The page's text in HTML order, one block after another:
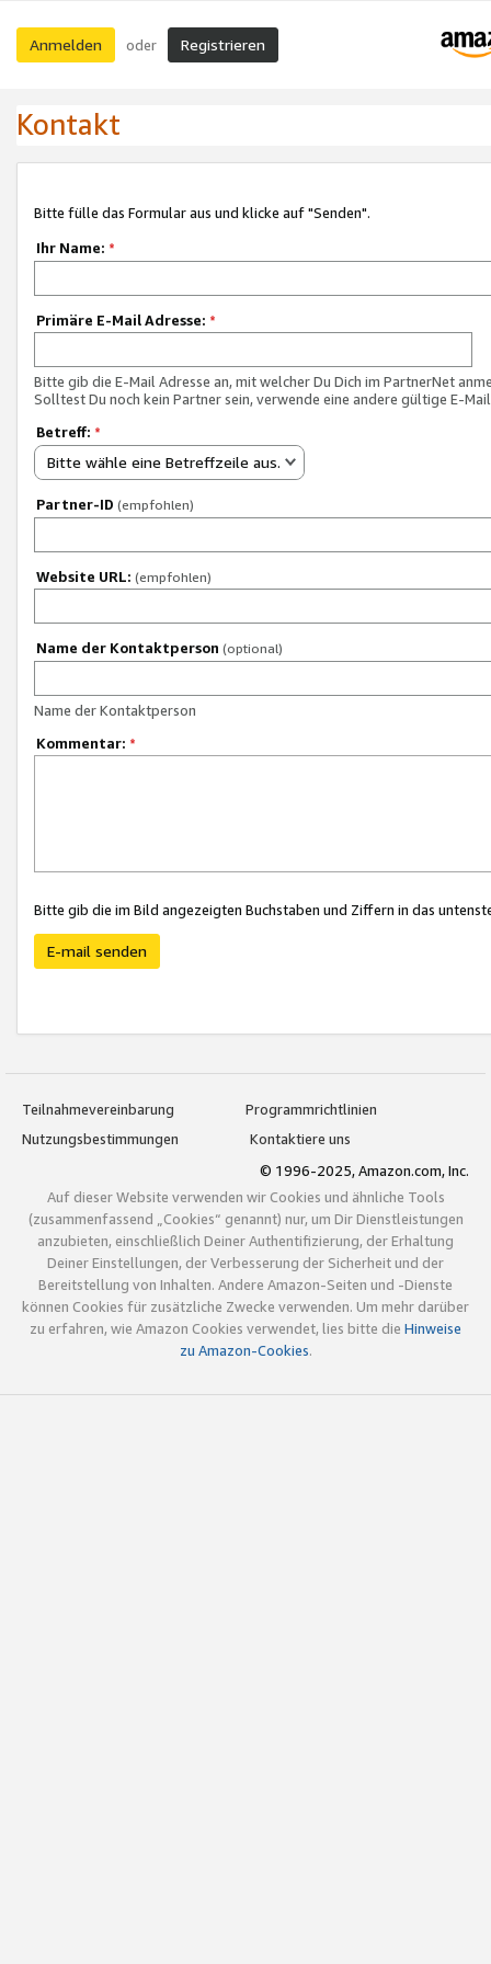
Anmelden oder Registrieren
Kontakt
Bitte fülle das Formular aus und klicke auf "Senden".
Ihr Name: *
Primäre E-Mail Adresse: *
Bitte gib die E-Mail Adresse an, mit welcher Du Dich im PartnerNet
Solltest Du noch kein Partner sein, verwende eine andere gültige E-
Betreff: *
Bitte wähle eine Betreffzeile aus.
Partner-ID (empfohlen)
Website URL: (empfohlen)
Name der Kontaktperson (optional)
Name der Kontaktperson
Kommentar: *
Bitte gib die im Bild angezeigten Buchstaben und Ziffern in das
E-mail senden
Teilnahmevereinbarung
Programmrichtlinien
Nutzungsbestimmungen
Kontaktiere uns
© 1996-2025, Amazon.com, Inc.
Auf dieser Website verwenden wir Cookies und ähnliche Tools
(zusammenfassend „Cookies“ genannt) nur, um Dir Dienstleistungen
anzubieten, einschließlich Deiner Authentifizierung, der Erhaltung
Deiner Einstellungen, der Verbesserung der Sicherheit und der
Bereitstellung von Inhalten. Andere Amazon-Seiten und -Dienste
können Cookies für zusätzliche Zwecke verwenden. Um mehr darüber
zu erfahren, wie Amazon Cookies verwendet, lies bitte die Hinweise
zu Amazon-Cookies.